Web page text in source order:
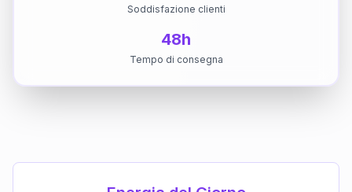
Soddisfazione clienti
48h
Tempo di consegna